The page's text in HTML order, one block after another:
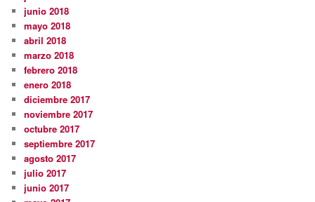
junio 2018
mayo 2018
abril 2018
marzo 2018
febrero 2018
enero 2018
diciembre 2017
noviembre 2017
octubre 2017
septiembre 2017
agosto 2017
julio 2017
junio 2017